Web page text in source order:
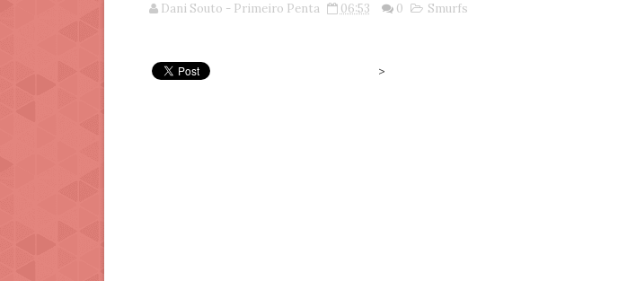
Dani Souto - Primeiro Penta 06:53 0 Smurfs
>